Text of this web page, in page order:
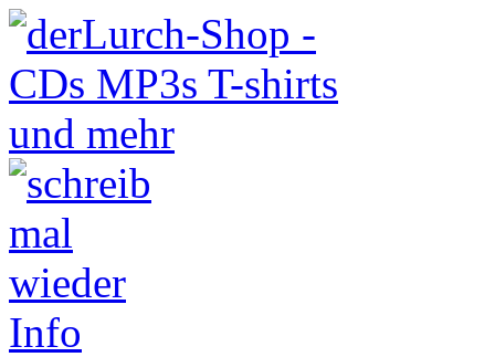
Info